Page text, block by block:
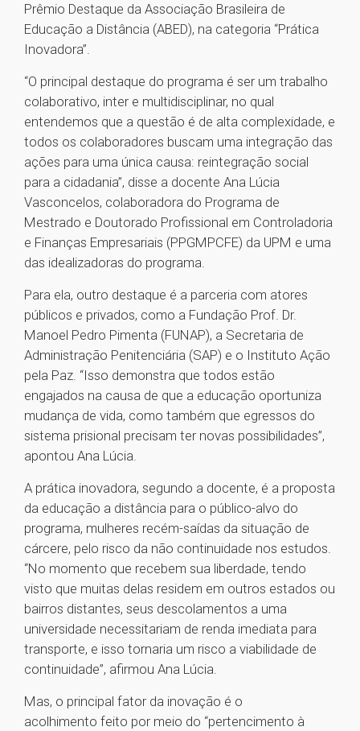
Prêmio Destaque da Associação Brasileira de
Educação a Distância (ABED), na categoria “Prática
Inovadora”.
“O principal destaque do programa é ser um trabalho
colaborativo, inter e multidisciplinar, no qual
entendemos que a questão é de alta complexidade, e
todos os colaboradores buscam uma integração das
ações para uma única causa: reintegração social
para a cidadania”, disse a docente Ana Lúcia
Vasconcelos, colaboradora do Programa de
Mestrado e Doutorado Profissional em Controladoria
e Finanças Empresariais (PPGMPCFE) da UPM e uma
das idealizadoras do programa.
Para ela, outro destaque é a parceria com atores
públicos e privados, como a Fundação Prof. Dr.
Manoel Pedro Pimenta (FUNAP), a Secretaria de
Administração Penitenciária (SAP) e o Instituto Ação
pela Paz. “Isso demonstra que todos estão
engajados na causa de que a educação oportuniza
mudança de vida, como também que egressos do
sistema prisional precisam ter novas possibilidades”,
apontou Ana Lúcia.
A prática inovadora, segundo a docente, é a proposta
da educação a distância para o público-alvo do
programa, mulheres recém-saídas da situação de
cárcere, pelo risco da não continuidade nos estudos.
“No momento que recebem sua liberdade, tendo
visto que muitas delas residem em outros estados ou
bairros distantes, seus descolamentos a uma
universidade necessitariam de renda imediata para
transporte, e isso tornaria um risco a viabilidade de
continuidade”, afirmou Ana Lúcia.
Mas, o principal fator da inovação é o
acolhimento feito por meio do “pertencimento à